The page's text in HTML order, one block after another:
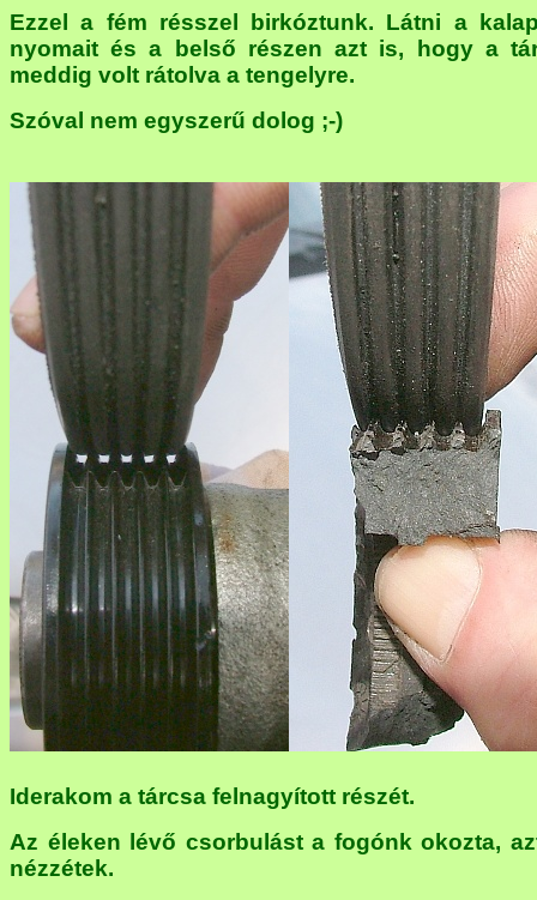
Ezzel a fém résszel birkóztunk. Látni a
nyomait és a belső részen azt is, hogy a
meddig volt rátolva a tengelyre.
Szóval nem egyszerű dolog ;-)
Iderakom a tárcsa felnagyított részét.
Az éleken lévő csorbulást a fogónk okozta,
nézzétek.